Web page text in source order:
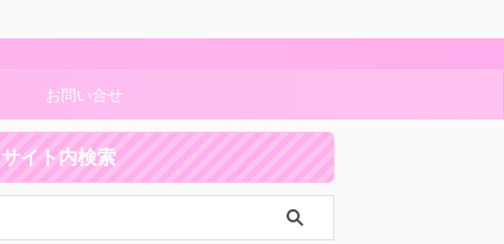
お問い合せ
サイト内検索